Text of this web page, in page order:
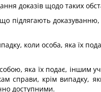
доказів щодо таких
підлягають
коли особа, яка їх
яка їх подає, іншим
справи, крім випадку,
доступними.